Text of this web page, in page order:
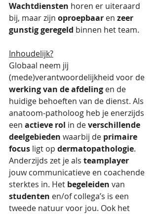
Wachtdiensten horen er uiteraard
bij, maar zijn oproepbaar en zeer
gunstig geregeld binnen het team.
Inhoudelijk?
Globaal neem jij
(mede)verantwoordelijkheid voor de
werking van de afdeling en de
huidige behoeften van de dienst. Als
anatoom-patholoog heb je enerzijds
een actieve rol in de verschillende
deelgebieden waarbij de primaire
focus ligt op dermatopathologie.
Anderzijds zet je als teamplayer
jouw communicatieve en coachende
sterktes in. Het begeleiden van
studenten en/of collega’s is een
tweede natuur voor jou. Ook het